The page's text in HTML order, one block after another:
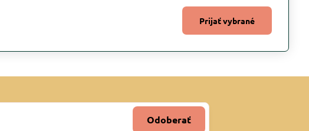
Prijať vybrané
Odoberať